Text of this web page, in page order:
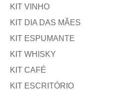
KIT VINHO
KIT DIA DAS MÃES
KIT ESPUMANTE
KIT WHISKY
KIT CAFÉ
KIT ESCRITÓRIO